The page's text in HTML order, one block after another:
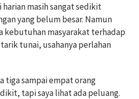
masih sangat sedikit
yang belum besar. Namun
kebutuhan masyarakat terhadap
tunai, usahanya perlahan
tiga sampai empat orang
tapi saya lihat ada peluang.